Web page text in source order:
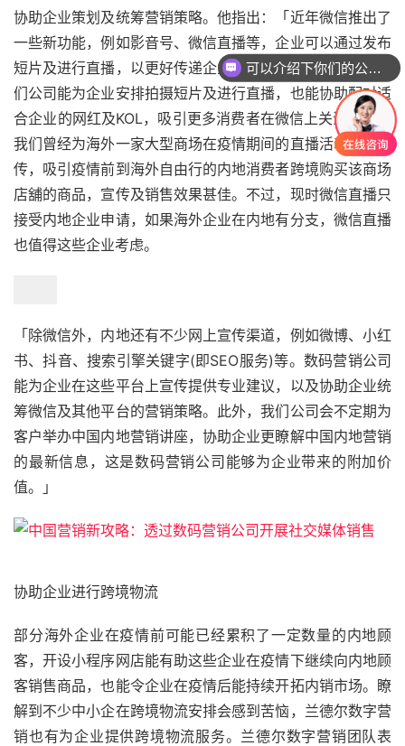
协助企业策划及统筹营销策略。他指出：「近年微信推出了
一些新功能，例如影音号、微信直播等，企业可以通过发布
短片及进行直播，以更好传递企业的信息及接触消费者。我
们公司能为企业安排拍摄短片及进行直播，也能协助配对适
合企业的网红及KOL，吸引更多消费者在微信上关注企业。
我们曾经为海外一家大型商场在疫情期间的直播活动进行宣
传，吸引疫情前到海外自由行的内地消费者跨境购买该商场
店舖的商品，宣传及销售效果甚佳。不过，现时微信直播只
接受内地企业申请，如果海外企业在内地有分支，微信直播
也值得这些企业考虑。
「除微信外，内地还有不少网上宣传渠道，例如微博、小红
书、抖音、搜索引擎关键字(即SEO服务)等。数码营销公司
能为企业在这些平台上宣传提供专业建议，以及协助企业统
筹微信及其他平台的营销策略。此外，我们公司会不定期为
客户举办中国内地营销讲座，协助企业更瞭解中国内地营销
的最新信息，这是数码营销公司能够为企业带来的附加价
值。」
协助企业进行跨境物流​​​​​​​
部分海外企业在疫情前可能已经累积了一定数量的内地顾
客，开设小程序网店能有助这些企业在疫情下继续向内地顾
客销售商品，也能令企业在疫情后能持续开拓内销市场。瞭
解到不少中小企在跨境物流安排会感到苦恼，兰德尔数字营
销也有为企业提供跨境物流服务。兰德尔数字营销团队表
可以介绍下你们的公司么